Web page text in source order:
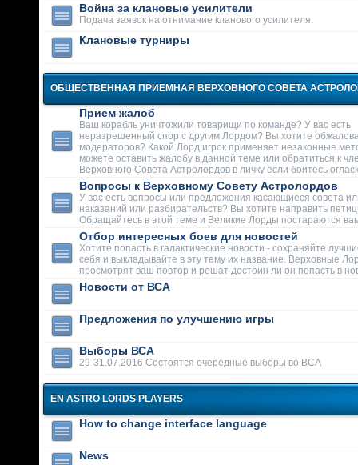
Война за клановые усилители
Подача заявок на отнимание кланового усилителя.
Клановые турниры
ОБЩЕСТВЕННАЯ ПРИЕМНАЯ ВЕРХОВНОГО СОВЕТА
Прием жалоб
Ваш корабль уничтожили товарищи по команде? У вас есть
неразрешенный спор с другим Лордом? Вы хотите
модераторов? Какой Лорд игрок применяет незаконные
можете оставить жалобу в данной теме или обратиться к
Верховного Совета Астролордов в личку если боитесь
Вопросы к Верховному Совету Астролордов
У вас есть вопросы или предложения касающиеся совета
наказаний или разбирательств? Вы хотите направить
Обращайтесь в этой теме и Великие Лорды постараются
Отбор интересных боев для новостей
Хотите попасть в галактические новости - сохраняйте
себя и выкладывайте в эту тему их название. Верховные
просмотрят ваш повтор и решат достоин ли он попасть в
Новости от ВСА
Предложения по улучшению игры
Выборы ВСА
29-31.07.2016 Состоятся очередные выборы во ВСА
EN ASTRO LORDS PLAYERS
How to change interface language
News